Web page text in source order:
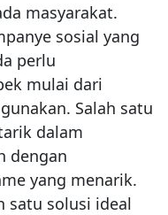
masyarakat.
sosial yang
perlu
mulai dari
Salah satu
dalam
dengan
yang menarik.
satu solusi ideal